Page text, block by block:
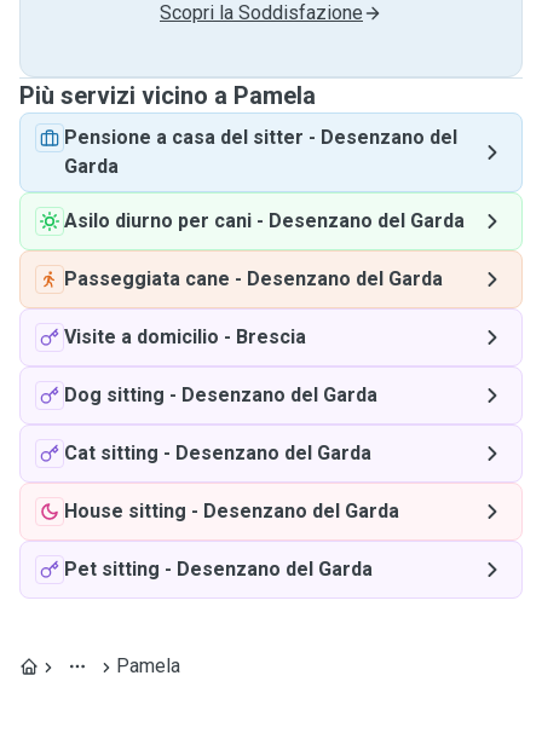
Scopri la Soddisfazione
Più servizi vicino a Pamela
Pensione a casa del sitter - Desenzano del
Garda
Asilo diurno per cani - Desenzano del Garda
Passeggiata cane - Desenzano del Garda
Visite a domicilio - Brescia
Dog sitting - Desenzano del Garda
Cat sitting - Desenzano del Garda
House sitting - Desenzano del Garda
Pet sitting - Desenzano del Garda
Pamela